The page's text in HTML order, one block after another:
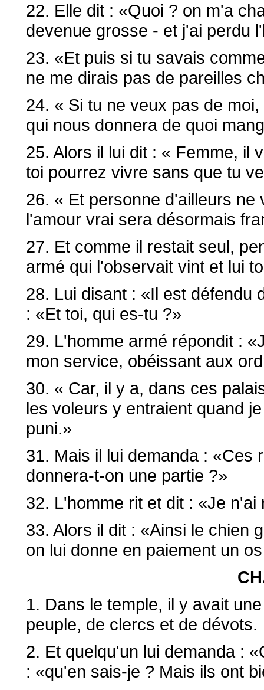
22. Elle dit : «Quoi ? on m'a
devenue grosse - et j'ai perdu
23. «Et puis si tu savais
ne me dirais pas de pareilles
24. « Si tu ne veux pas de
qui nous donnera de quoi
25. Alors il lui dit : « Femme, il
toi pourrez vivre sans que tu
26. « Et personne d'ailleurs
l'amour vrai sera désormais
27. Et comme il restait seul,
armé qui l'observait vint et lui
28. Lui disant : «Il est défendu
: «Et toi, qui es-tu ?»
29. L'homme armé répondit :
mon service, obéissant aux
30. « Car, il y a, dans ces
les voleurs y entraient quand
puni.»
31. Mais il lui demanda : «Ces
donnera-t-on une partie ?»
32. L'homme rit et dit : «Je
33. Alors il dit : «Ainsi le chien
on lui donne en paiement un
1. Dans le temple, il y avait
peuple, de clercs et de dévots.
2. Et quelqu'un lui demanda :
: «qu'en sais-je ? Mais ils ont